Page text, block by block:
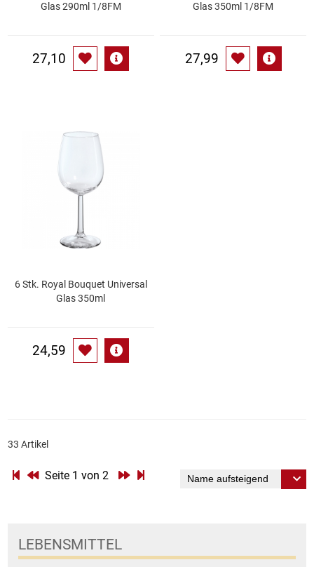
LEBENSMITTEL
Glas 290ml 1/8FM
27,10
Glas 350ml 1/8FM
27,99
6 Stk. Royal Bouquet Universal
Glas 350ml
24,59
33 Artikel
Seite 1 von 2